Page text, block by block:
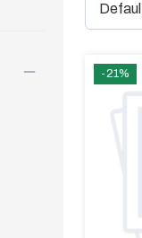
-21%